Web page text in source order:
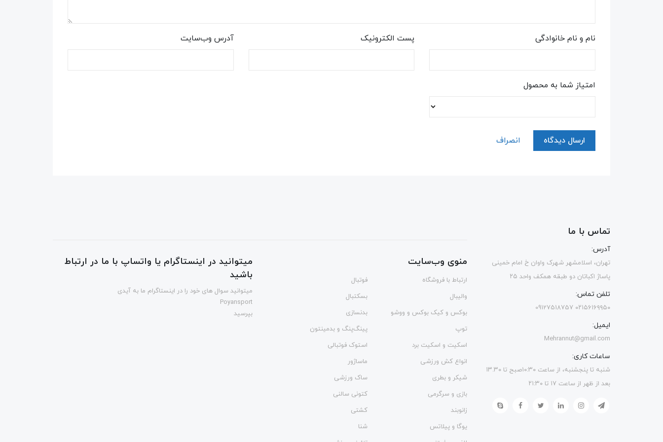
نام و نام خانوادگی پست الکترونیک آدرس وب‌سایت
امتیاز شما به محصول
ارسال دیدگاه انصراف
تماس با ما
آدرس:
تهران، اسلامشهر شهرک واوان خ امام خمینی
پاساژ اکباتان دو طبقه همکف واحد ۲۵
تلفن تماس:
۰۲۱۵۶۱۶۹۹۵۰ 09127518757
ایمیل:
Mehrannut@gmail.com
ساعات کاری:
شنبه تا پنجشنبه، از ساعت ۱۰:۳۰صبح تا ۱۳.۳۰
بعد از ظهر از ساعت ۱۷ تا ۲۱:۳۰
منوی وب‌سایت
ارتباط با فروشگاه
فوتبال
والیبال
بسکتبال
بوکس و کیک بوکس و ووشو
بدنسازی
توپ
پینگ‌پنگ و بدمينتون
اسکیت و اسکیت برد
استوک فوتبالی
انواع کش ورزشی
ماساژور
شیکر و بطری
ساک ورزشی
بازی و سرگرمی
کتونی سالنی
زانوبند
کشتی
یوگا و پیلاتس
شنا
میتوانید در اینستاگرام یا واتساپ با ما در ارتباط
باشید
میتوانید سوال های خود را در اینستاگرام ما به آیدی
Poyansport
بپرسید